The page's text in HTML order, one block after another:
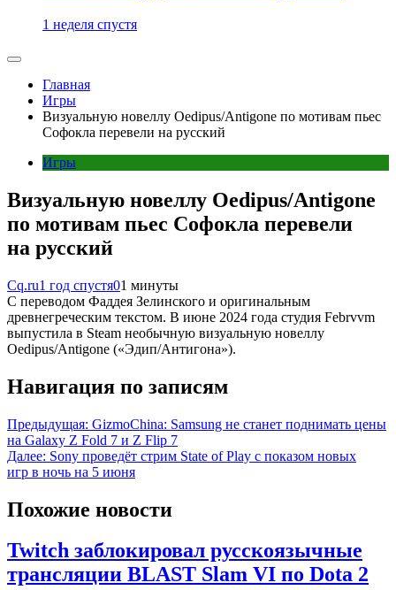
1 неделя спустя
Главная
Игры
Визуальную новеллу Oedipus/Antigone по мотивам пьес
Софокла перевели на русский
Игры
Визуальную новеллу Oedipus/Antigone
по мотивам пьес Софокла перевели
на русский
Cq.ru1 год спустя01 минуты
С переводом Фаддея Зелинского и оригинальным
древнегреческим текстом. В июне 2024 года студия Febrvvm
выпустила в Steam необычную визуальную новеллу
Oedipus/Antigone («Эдип/Антигона»).
Навигация по записям
Предыдущая: GizmoChina: Samsung не станет поднимать цены
на Galaxy Z Fold 7 и Z Flip 7
Далее: Sony проведёт стрим State of Play с показом новых
игр в ночь на 5 июня
Похожие новости
Twitch заблокировал русскоязычные
трансляции BLAST Slam VI по Dota 2